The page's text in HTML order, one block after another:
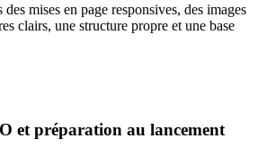
mises en page responsives, des images
clairs, une structure propre et une base
et préparation au lancement